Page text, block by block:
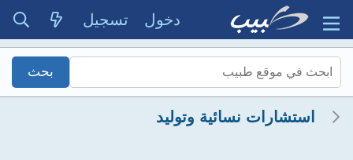
دخول تسجيل
استشارات نسائية وتوليد